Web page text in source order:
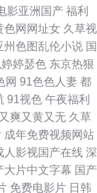
频在线观看 A片福利
之老司机 成人网免
操视频在线 精东ab
91瑟瑟婷 91涩涩视
国产福利 国产91夫妻
影亚洲国产 福利
色网网址女 久草视
州色图乱伦小说 国
婷瑟色 东京热狠
网 91色色人妻 都
91视色 午夜福利
爽又黄又无 久草
成年免费视频网站
人影视国产在线 深
大片中文字幕 国产
免费电影片 日韩